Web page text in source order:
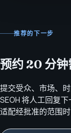
推荐的下一步
预约 20 分钟
提交受众、市场、
SEOH 将人工回复
适配经批准的范围